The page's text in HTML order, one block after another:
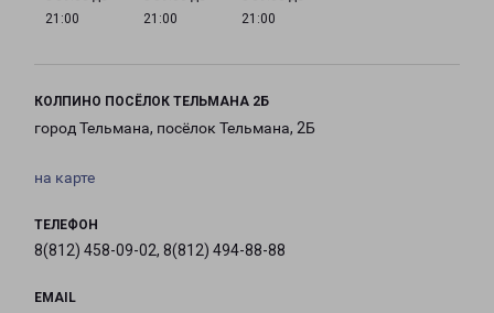
21:00
21:00
21:00
КОЛПИНО ПОСЁЛОК ТЕЛЬМАНА 2Б
город Тельмана, посёлок Тельмана, 2Б
на карте
ТЕЛЕФОН
8(812) 458-09-02, 8(812) 494-88-88
EMAIL